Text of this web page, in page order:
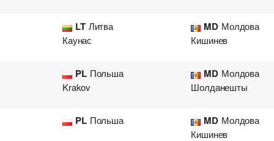
LT Литва
Каунас
MD Молдова
Кишинев
PL Польша
Krakov
MD Молдова
Шолданешты
PL Польша MD Молдова
Кишинев